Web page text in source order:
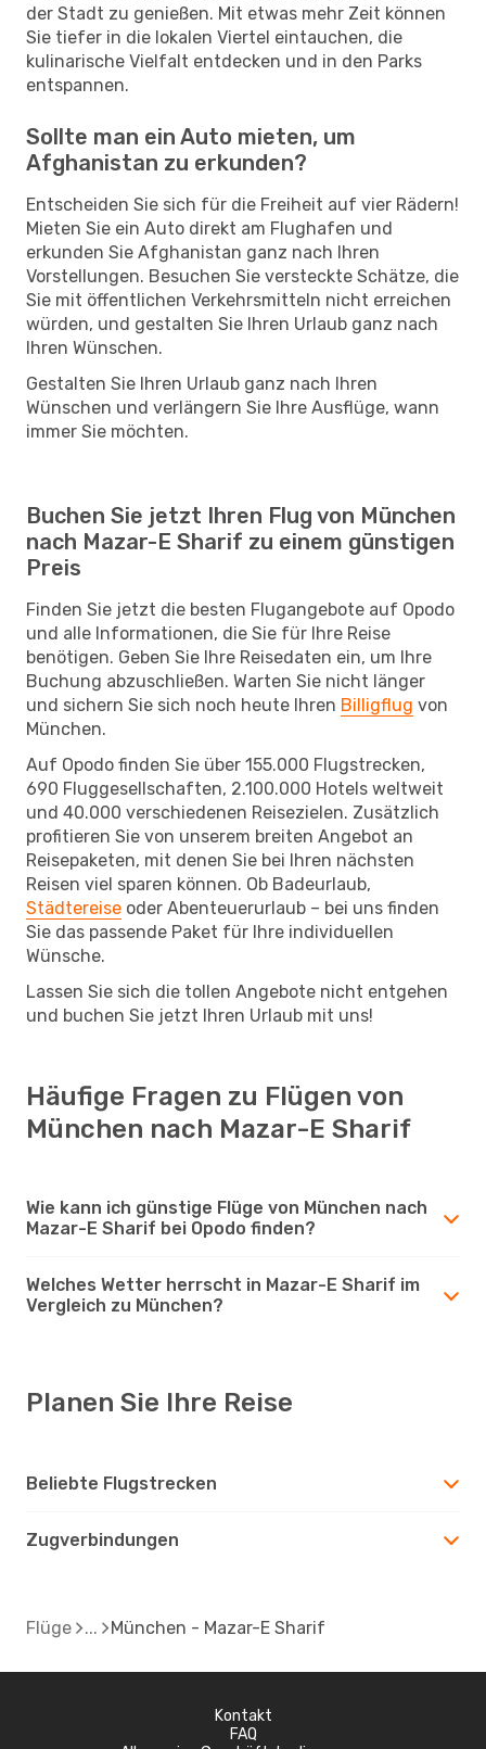
der Stadt zu genießen. Mit etwas mehr Zeit können
Sie tiefer in die lokalen Viertel eintauchen, die
kulinarische Vielfalt entdecken und in den Parks
entspannen.
Sollte man ein Auto mieten, um
Afghanistan zu erkunden?
Entscheiden Sie sich für die Freiheit auf vier Rädern!
Mieten Sie ein Auto direkt am Flughafen und
erkunden Sie Afghanistan ganz nach Ihren
Vorstellungen. Besuchen Sie versteckte Schätze, die
Sie mit öffentlichen Verkehrsmitteln nicht erreichen
würden, und gestalten Sie Ihren Urlaub ganz nach
Ihren Wünschen.
Gestalten Sie Ihren Urlaub ganz nach Ihren
Wünschen und verlängern Sie Ihre Ausflüge, wann
immer Sie möchten.
Buchen Sie jetzt Ihren Flug von München
nach Mazar-E Sharif zu einem günstigen
Preis
Finden Sie jetzt die besten Flugangebote auf Opodo
und alle Informationen, die Sie für Ihre Reise
benötigen. Geben Sie Ihre Reisedaten ein, um Ihre
Buchung abzuschließen. Warten Sie nicht länger
und sichern Sie sich noch heute Ihren Billigflug von
München.
Auf Opodo finden Sie über 155.000 Flugstrecken,
690 Fluggesellschaften, 2.100.000 Hotels weltweit
und 40.000 verschiedenen Reisezielen. Zusätzlich
profitieren Sie von unserem breiten Angebot an
Reisepaketen, mit denen Sie bei Ihren nächsten
Reisen viel sparen können. Ob Badeurlaub,
Städtereise oder Abenteuerurlaub – bei uns finden
Sie das passende Paket für Ihre individuellen
Wünsche.
Lassen Sie sich die tollen Angebote nicht entgehen
und buchen Sie jetzt Ihren Urlaub mit uns!
Häufige Fragen zu Flügen von
München nach Mazar-E Sharif
Wie kann ich günstige Flüge von München nach
Mazar-E Sharif bei Opodo finden?
Welches Wetter herrscht in Mazar-E Sharif im
Vergleich zu München?
Planen Sie Ihre Reise
Beliebte Flugstrecken
Zugverbindungen
Flüge München - Mazar-E Sharif
Kontakt
FAQ